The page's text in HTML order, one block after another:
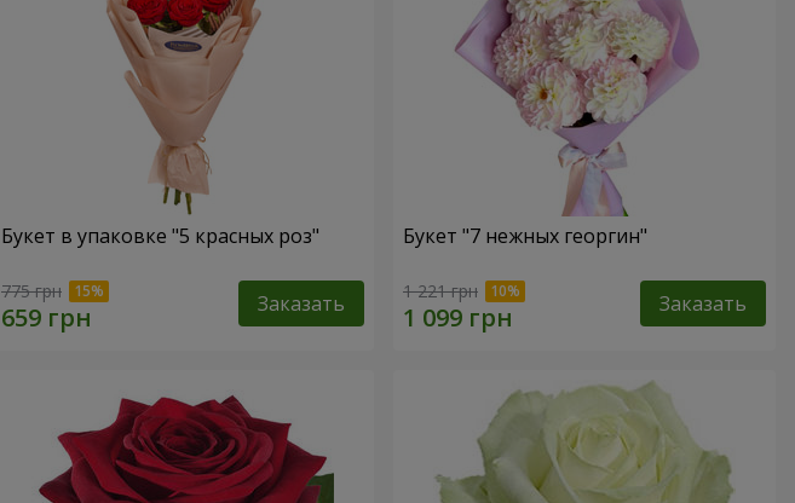
Букет в упаковке "5 красных роз"
775 грн Заказать
Букет "7 нежных георгин"
1 221 грн Заказать